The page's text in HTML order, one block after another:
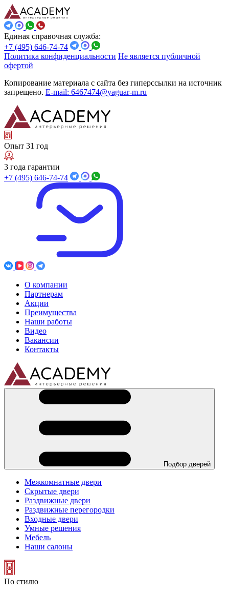
Единая справочная служба:
+7 (495) 646-74-74
Политика конфиденциальности Не является публичной
офертой
Копирование материала с сайта без гиперссылки на источник
запрещено. E-mail: 6467474@yaguar-m.ru
Опыт 31 год
3 года гарантии
+7 (495) 646-74-74
О компании
Партнерам
Акции
Преимущества
Наши работы
Видео
Вакансии
Контакты
Подбор дверей
Межкомнатные двери
Скрытые двери
Раздвижные двери
Раздвижные перегородки
Входные двери
Умные решения
Мебель
Наши салоны
По стилю